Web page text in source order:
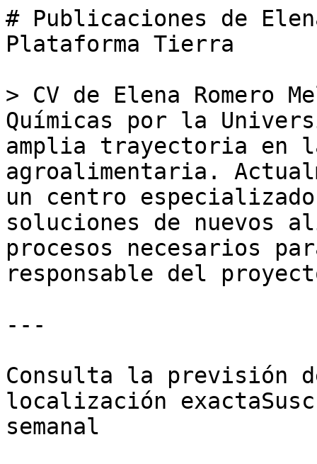
# Publicaciones de
Plataforma Tierra
> CV de Elena Romero
Químicas por la
amplia trayectoria en
agroalimentaria.
un centro
soluciones de nuevos
procesos necesarios
responsable del
---
Consulta la previsión
localización
semanal